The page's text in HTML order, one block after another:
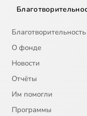
О фонде
Новости
Отчёты
Им помогли
Программы